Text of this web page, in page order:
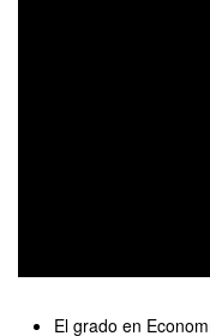
El grado en